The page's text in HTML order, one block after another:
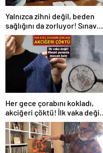
Yalnızca zihni değil, beden
sağlığını da zorluyor! Sınavda
başarı tabakta başlıyor
Her gece çorabını kokladı,
akciğeri çöktü! İlk vaka değil:
‘Klozet yanında masum kalır’